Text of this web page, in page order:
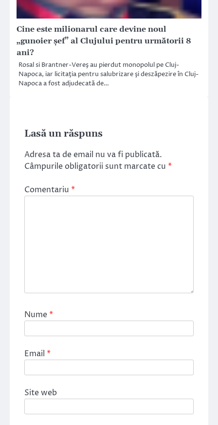
Cine este milionarul care devine noul
„gunoier şef” al Clujului pentru următorii 8
ani?
Rosal si Brantner-Vereş au pierdut monopolul pe Cluj-
Napoca, iar licitaţia pentru salubrizare şi deszăpezire în Cluj-
Napoca a fost adjudecată de…
Lasă un răspuns
Adresa ta de email nu va fi publicată.
Câmpurile obligatorii sunt marcate cu *
Comentariu *
Nume*
Email *
Site web